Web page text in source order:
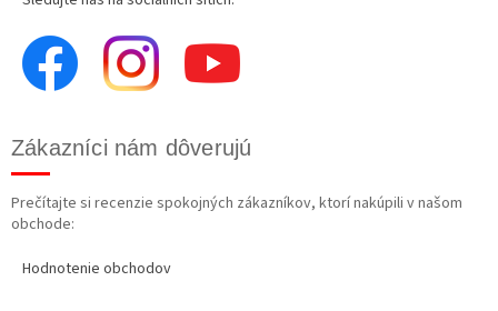
Zákazníci nám dôverujú
Prečítajte si recenzie spokojných zákazníkov, ktorí nakúpili v našom
obchode:
Hodnotenie obchodov